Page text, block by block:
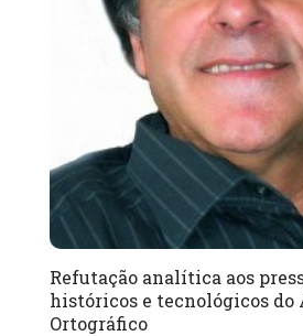
Refutação analítica aos
históricos e tecnológicos do
Ortográfico